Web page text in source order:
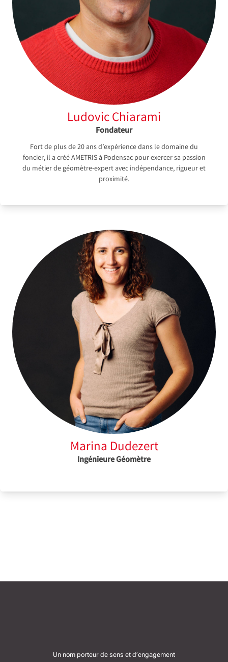
Ludovic Chiarami
Fondateur
Fort de plus de 20 ans d’expérience dans le domaine du
foncier, il a créé AMETRIS à Podensac pour exercer sa passion
du métier de géomètre-expert avec indépendance, rigueur et
proximité.
Marina Dudezert
Ingénieure Géomètre
Un nom porteur de sens et d’engagement